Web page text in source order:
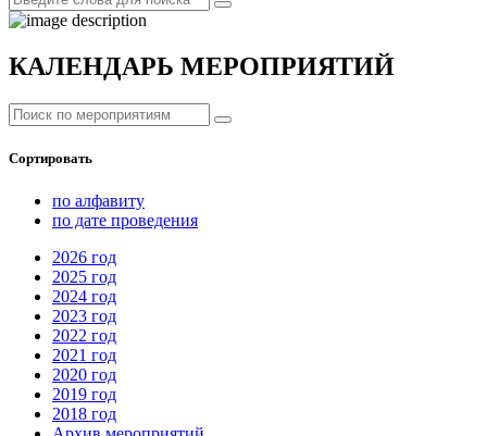
КАЛЕНДАРЬ МЕРОПРИЯТИЙ
Сортировать
по алфавиту
по дате проведения
2026 год
2025 год
2024 год
2023 год
2022 год
2021 год
2020 год
2019 год
2018 год